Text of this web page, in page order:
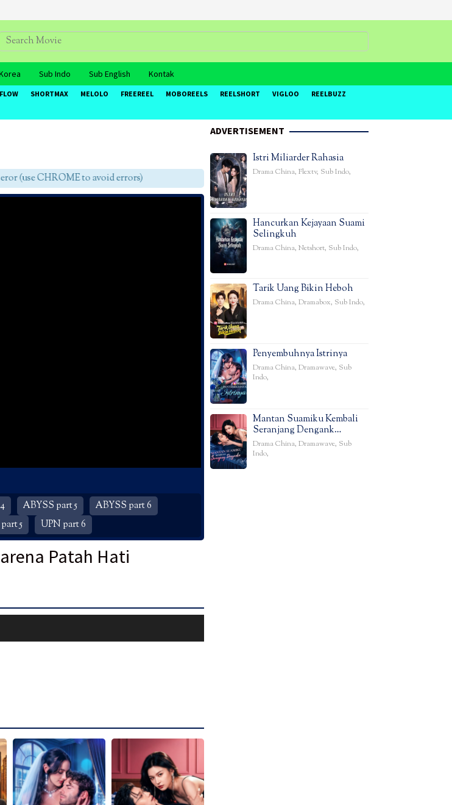
Sub Indo Sub English Kontak
SHORTMAX MELOLO FREEREEL MOBOREELS REELSHORT VIGLOO
REELBUZZ
(use CHROME to avoid errors)
ABYSS part 5
ABYSS part 6
5 UPN part 6
Patah Hati
ADVERTISEMENT
Istri Miliarder Rahasia
Drama China, Flextv, Sub Indo,
Hancurkan Kejayaan Suami
Selingkuh
Drama China, Netshort, Sub Indo,
Tarik Uang Bikin Heboh
Drama China, Dramabox, Sub Indo,
Penyembuhnya Istrinya
Drama China, Dramawave, Sub
Indo,
Mantan Suamiku Kembali
Seranjang Dengank…
Drama China, Dramawave, Sub
Indo,